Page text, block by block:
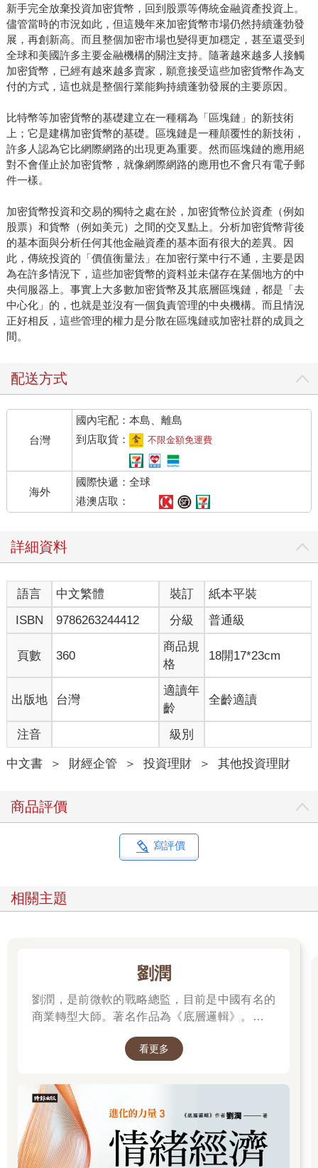
新手完全放棄投資加密貨幣，回到股票等傳統金融資產投資上。
儘管當時的市況如此，但這幾年來加密貨幣市場仍然持續蓬勃發
展，再創新高。而且整個加密市場也變得更加穩定，甚至還受到
全球和美國許多主要金融機構的關注支持。隨著越來越多人接觸
加密貨幣，已經有越來越多賣家，願意接受這些加密貨幣作為支
付的方式，這也就是整個行業能夠持續蓬勃發展的主要原因。
比特幣等加密貨幣的基礎建立在一種稱為「區塊鏈」的新技術
上；它是建構加密貨幣的基礎。區塊鏈是一種顛覆性的新技術，
許多人認為它比網際網路的出現更為重要。然而區塊鏈的應用絕
對不會僅止於加密貨幣，就像網際網路的應用也不會只有電子郵
件一樣。
加密貨幣投資和交易的獨特之處在於，加密貨幣位於資產（例如
股票）和貨幣（例如美元）之間的交叉點上。分析加密貨幣背後
的基本面與分析任何其他金融資產的基本面有很大的差異。因
此，傳統投資的「價值衡量法」在加密行業中行不通，主要是因
為在許多情況下，這些加密貨幣的資料並未儲存在某個地方的中
央伺服器上。事實上大多數加密貨幣及其底層區塊鏈，都是「去
中心化」的，也就是並沒有一個負責管理的中央機構。而且情況
正好相反，這些管理的權力是分散在區塊鏈或加密社群的成員之
間。
配送方式
台灣
國內宅配：本島、離島
到店取貨：
不限金額免運費
海外
國際快遞：全球
港澳店取：
詳細資料
語言 中文繁體 裝訂
紙本平裝
ISBN
9786263244412 分級 普通級
頁數 360
商品規
格
18開17*23cm
出版地 台灣
適讀年
齡
全齡適讀
注音 級別
中文書 ＞ 財經企管 ＞ 投資理財 ＞ 其他投資理財
商品評價
寫評價
相關主題
劉潤
劉潤，是前微軟的戰略總監，目前是中國有名的
商業轉型大師。著名作品為《底層邏輯》。唯有
的世界中，認清所有真相！
看更多